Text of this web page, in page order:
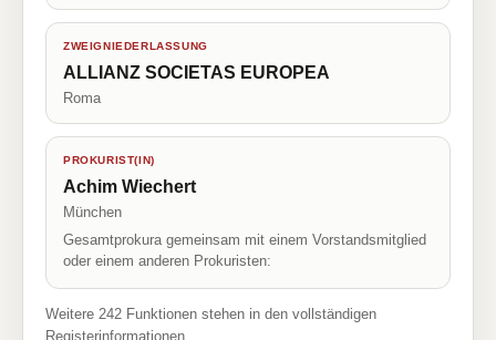
ZWEIGNIEDERLASSUNG
ALLIANZ SOCIETAS EUROPEA
Roma
PROKURIST(IN)
Achim Wiechert
München
Gesamtprokura gemeinsam mit einem Vorstandsmitglied
oder einem anderen Prokuristen:
Weitere 242 Funktionen stehen in den vollständigen
Registerinformationen.